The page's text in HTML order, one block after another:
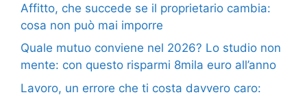
Affitto, che succede se il proprietario cambia:
cosa non può mai imporre
Quale mutuo conviene nel 2026? Lo studio non
mente: con questo risparmi 8mila euro all’anno
Lavoro, un errore che ti costa davvero caro: